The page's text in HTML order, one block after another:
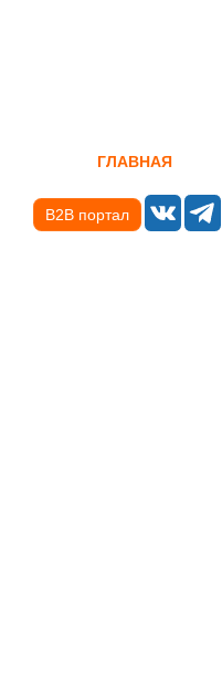
ГЛАВНАЯ
B2B портал